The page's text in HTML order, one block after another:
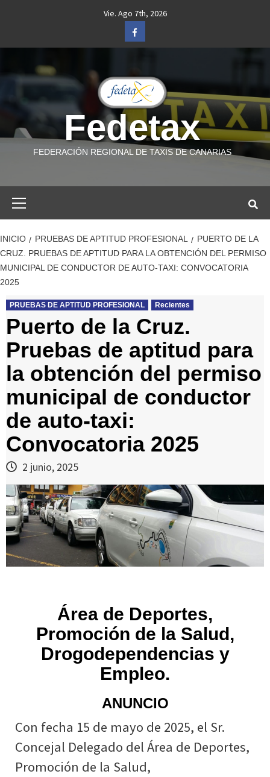
Vie. Ago 7th, 2026
Facebook
Fedetax
FEDERACIÓN REGIONAL DE TAXIS DE CANARIAS
INICIO PRUEBAS DE APTITUD PROFESIONAL
PUERTO DE LA
CRUZ. PRUEBAS DE APTITUD PARA LA OBTENCIÓN DEL PERMISO
MUNICIPAL DE CONDUCTOR DE AUTO-TAXI: CONVOCATORIA
2025
PRUEBAS DE APTITUD PROFESIONAL Recientes
Puerto de la Cruz.
Pruebas de aptitud para
la obtención del permiso
municipal de conductor
de auto-taxi:
Convocatoria 2025
2 junio, 2025
Área de Deportes,
Promoción de la Salud,
Drogodependencias y
Empleo.
ANUNCIO
Con fecha 15 de mayo de 2025, el Sr.
Concejal Delegado del Área de Deportes,
Promoción de la Salud,